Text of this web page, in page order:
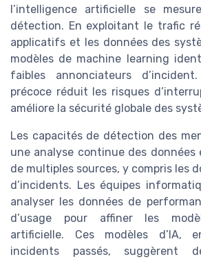
l’intelligence artificielle se
détection. En exploitant le trafic
applicatifs et les données des
modèles de machine learning
faibles annonciateurs
précoce réduit les risques
améliore la sécurité globale des
Les capacités de détection des
une analyse continue des données
de multiples sources, y compris les
d’incidents. Les équipes
analyser les données de
d’usage pour affiner les
artificielle. Ces modèles d’IA,
incidents passés, suggèrent